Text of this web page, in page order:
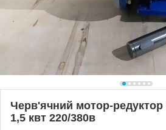
Черв'ячний мотор-редуктор
1,5 квт 220/380в